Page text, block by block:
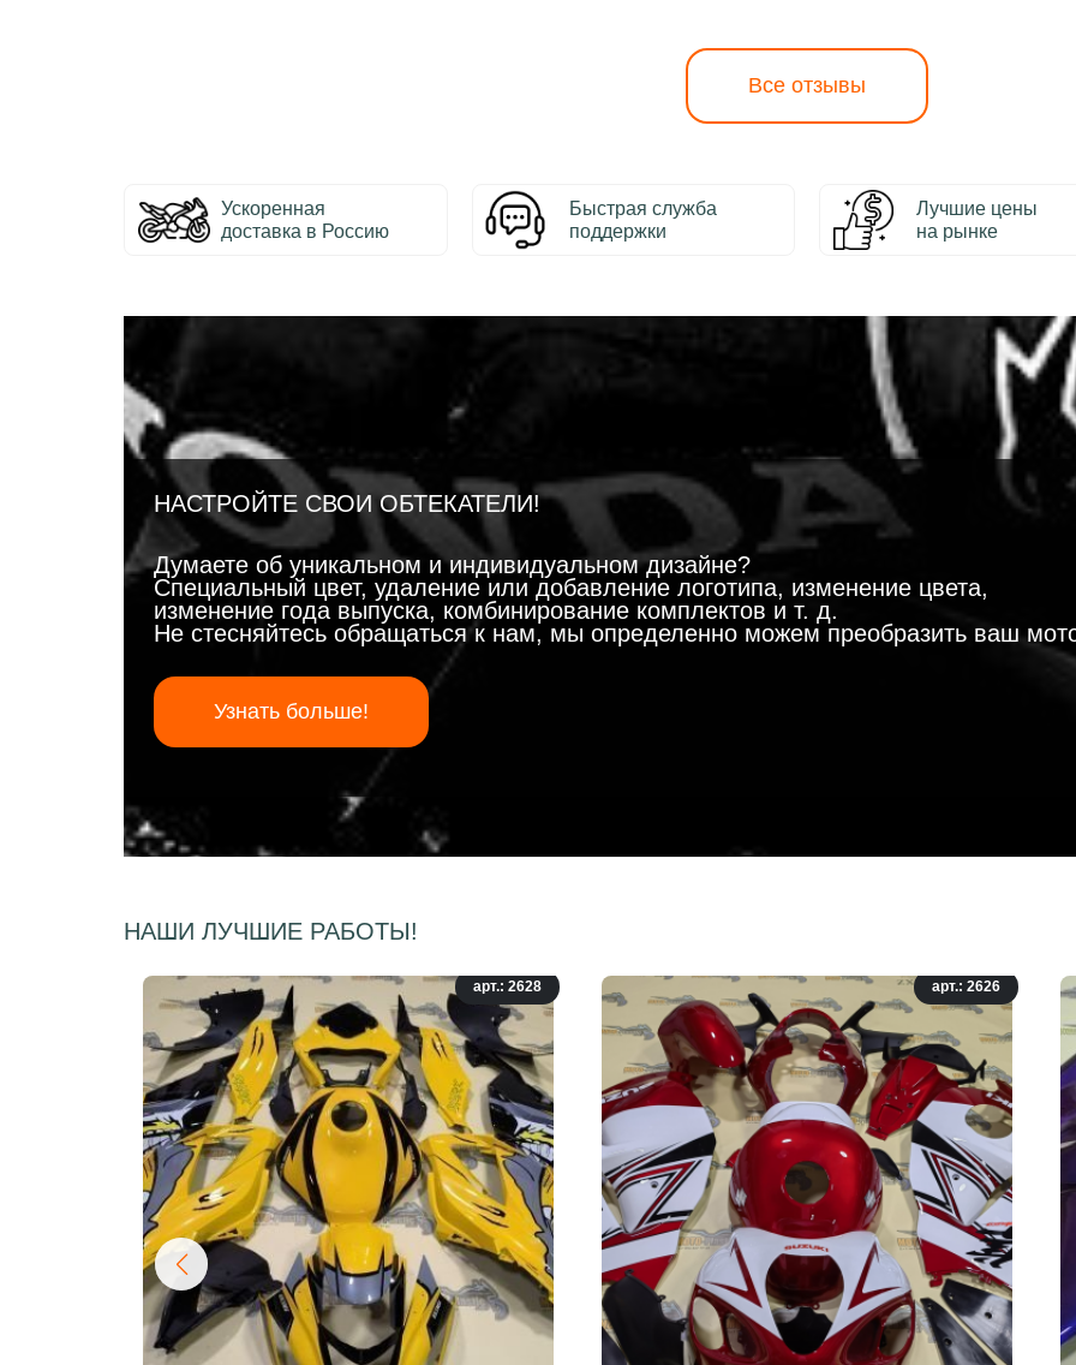
Все отзывы
Ускоренная
доставка в Россию
Быстрая служба
поддержки
Лучшие цены
на рынке
НАСТРОЙТЕ СВОИ ОБТЕКАТЕЛИ!
Думаете об уникальном и индивидуальном дизайне?
Специальный цвет, удаление или добавление логотипа, изменение цвета,
изменение года выпуска, комбинирование комплектов и т. д.
Не стесняйтесь обращаться к нам, мы определенно можем преобразить ваш
Узнать больше!
НАШИ ЛУЧШИЕ РАБОТЫ!
арт.: 2628 арт.: 2626